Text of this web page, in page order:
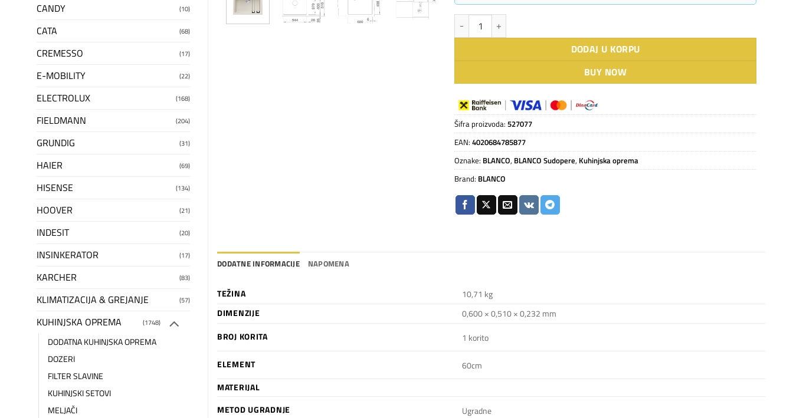
CANDY (10)
CATA (68)
CREMESSO (17)
E-MOBILITY (22)
ELECTROLUX (168)
FIELDMANN (204)
GRUNDIG (31)
HAIER (69)
HISENSE (134)
HOOVER (21)
INDESIT (20)
INSINKERATOR (17)
KARCHER (83)
KLIMATIZACIJA & GREJANJE (57)
KUHINJSKA OPREMA (1748)
DODATNA KUHINJSKA OPREMA
DOZERI
FILTER SLAVINE
KUHINJSKI SETOVI
MELJAČI
BLANCO ETAGON 6 nežnobela sa p.č. + pribor količina
DODAJ U KORPU
BUY NOW
Šifra proizvoda:527077
EAN:4020684785877
Oznake: BLANCO, BLANCO Sudopere, Kuhinjska oprema
Brand: BLANCO
DODATNE INFORMACIJE NAPOMENA
TEŽINA
10,71 kg
DIMENZIJE
0,600 × 0,510 × 0,232 mm
BROJ KORITA
1 korito
ELEMENT
60cm
MATERIJAL
METOD UGRADNJE
Ugradne